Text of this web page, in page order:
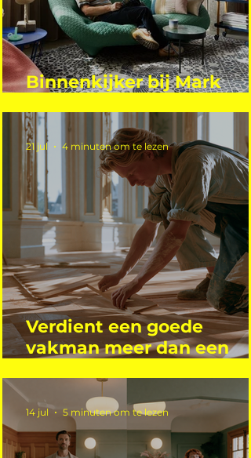
Binnenkijker bij Mark
Verdient een goede
vakman meer dan een
21 jul 4 minuten om te lezen
14 jul 5 minuten om te lezen